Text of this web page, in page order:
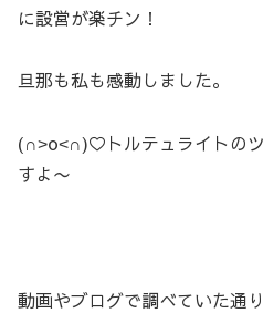
に設営が楽チン！
旦那も私も感動しました。
(∩˃o˂∩)♡トルテュライトの
すよ〜
動画やブログで調べていた通